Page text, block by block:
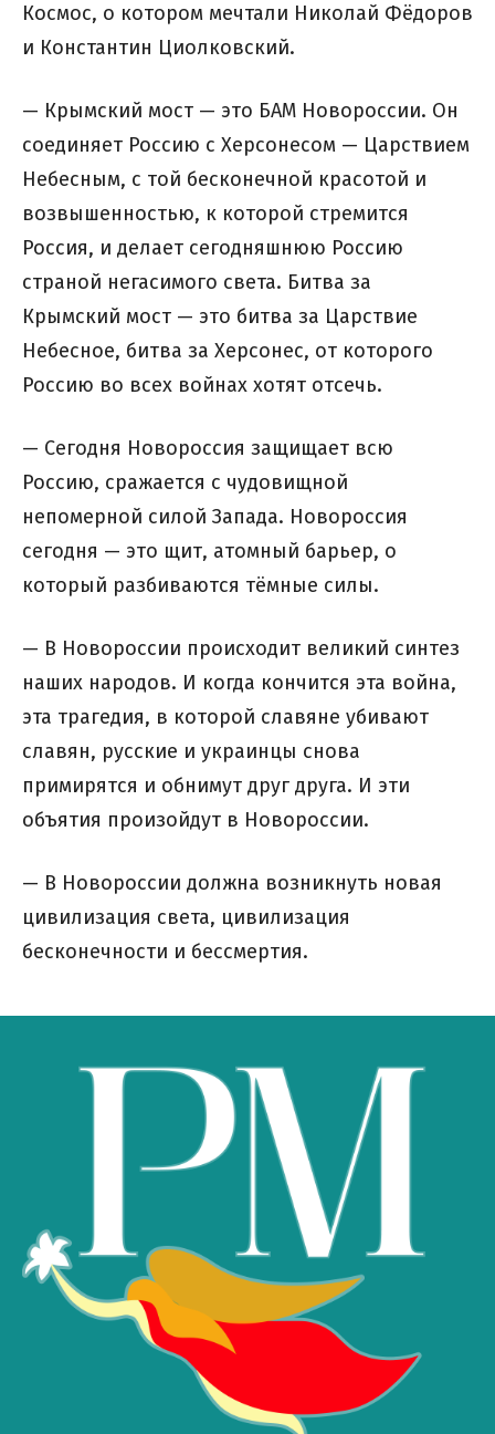
Космос, о котором мечтали Николай Фёдоров
и Константин Циолковский.
— Крымский мост — это БАМ Новороссии. Он
соединяет Россию с Херсонесом — Царствием
Небесным, с той бесконечной красотой и
возвышенностью, к которой стремится
Россия, и делает сегодняшнюю Россию
страной негасимого света. Битва за
Крымский мост — это битва за Царствие
Небесное, битва за Херсонес, от которого
Россию во всех войнах хотят отсечь.
— Сегодня Новороссия защищает всю
Россию, сражается с чудовищной
непомерной силой Запада. Новороссия
сегодня — это щит, атомный барьер, о
который разбиваются тёмные силы.
— В Новороссии происходит великий синтез
наших народов. И когда кончится эта война,
эта трагедия, в которой славяне убивают
славян, русские и украинцы снова
примирятся и обнимут друг друга. И эти
объятия произойдут в Новороссии.
— В Новороссии должна возникнуть новая
цивилизация света, цивилизация
бесконечности и бессмертия.